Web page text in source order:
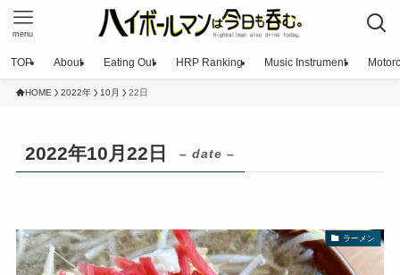
menu
TOP About Eating Out HRP Ranking Music Instrument
HOME 2022年 10月 22日
2022年10月22日 – date –
ラーメン